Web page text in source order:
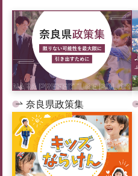
奈良県政策集